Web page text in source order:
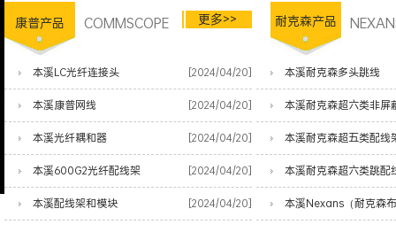
康普产品 COMMSCOPE 更多>>
本溪LC光纤连接头 [2024/04/20]
本溪康普网线 [2024/04/20]
本溪光纤耦和器 [2024/04/20]
本溪600G2光纤配线架 [2024/04/20]
本溪配线架和模块 [2024/04/20]
耐克森产品
本溪耐克森多头跳线
本溪耐克森超六类非屏
本溪耐克森超五类配线